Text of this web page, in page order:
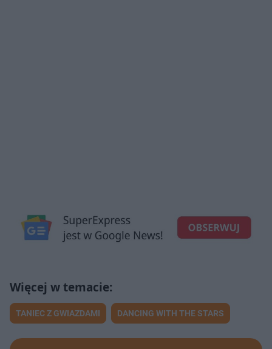
TANIEC Z GWIAZDAMI DANCING WITH THE STARS